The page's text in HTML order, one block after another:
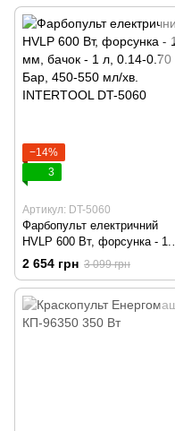
DT-5045
−14%
3
Артикул: DT-5060
Фарбопульт електричний
HVLP 600 Вт, форсунка - 1.8
мм, бачок - 1 л, 0.14-0.70
450-550 мл/хв. INTERTOOL
DT-5060
2 654 грн 3 099 грн